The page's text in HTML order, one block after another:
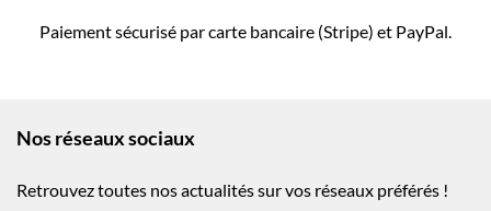
Paiement sécurisé par carte bancaire (Stripe) et PayPal.
Nos réseaux sociaux
Retrouvez toutes nos actualités sur vos réseaux préférés !